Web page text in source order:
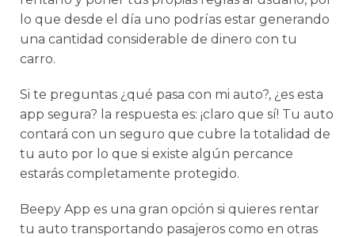
lo que desde el día uno podrías estar generando
una cantidad considerable de dinero con tu
carro.
Si te preguntas ¿qué pasa con mi auto?, ¿es esta
app segura? la respuesta es: ¡claro que sí! Tu auto
contará con un seguro que cubre la totalidad de
tu auto por lo que si existe algún percance
estarás completamente protegido.
Beepy App es una gran opción si quieres rentar
tu auto transportando pasajeros como en otras